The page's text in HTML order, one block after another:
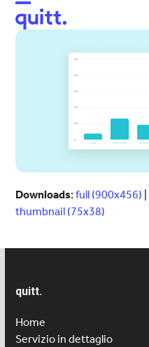
Open
mobile
Close
mobile
Downloads:full (900x456)
thumbnail (75x38)
quitt.
Home
Servizio in dettaglio